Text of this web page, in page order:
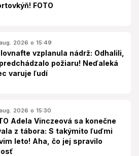
FOTO
2026 o 15:49
vzplanula nádrž: Odhalili,
požiaru! Neďaleká
varuje ľudí
2026 o 15:30
Adela Vinczeová sa konečne
z tábora: S takýmito ľuďmi
leto! Aha, čo jej spravilo